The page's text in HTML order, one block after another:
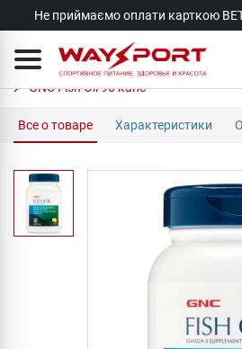
Не приймаємо оплати карткою
GNC Fish Oil 90 капс
Все о товаре Характеристики